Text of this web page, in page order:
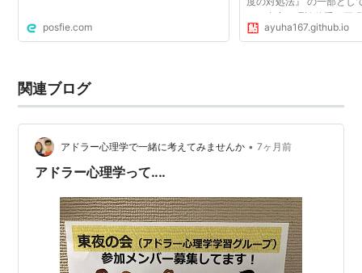
posfie.com
この内容が理論偏重（再
例も詰め込んだため非常
ayuha167.github.io
関連ブログ
アドラー心理学で一緒に考えてみませんか • 7ヶ月前
アドラー心理学って‥‥